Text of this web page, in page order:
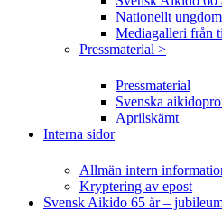
Nationellt
Mediagalleri från
Pressmaterial >
Pressmaterial
Svenska
Aprilskämt
Interna sidor
Allmän intern
Kryptering av epost
Svensk Aikido 65 år –